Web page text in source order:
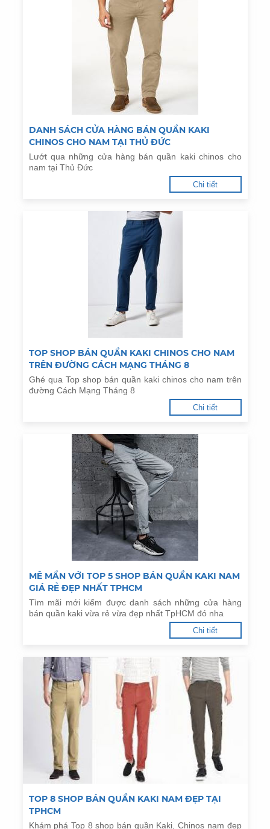
DANH SÁCH CỬA HÀNG BÁN QUẦN KAKI
CHINOS CHO NAM TẠI THỦ ĐỨC
Lướt qua những cửa hàng bán quần kaki chinos cho
nam tại Thủ Đức
Chi tiết
TOP SHOP BÁN QUẦN KAKI CHINOS CHO NAM
TRÊN ĐƯỜNG CÁCH MẠNG THÁNG 8
Ghé qua Top shop bán quần kaki chinos cho nam trên
đường Cách Mạng Tháng 8
Chi tiết
MÊ MẨN VỚI TOP 5 SHOP BÁN QUẦN KAKI NAM
GIÁ RẺ ĐẸP NHẤT TPHCM
Tìm mãi mới kiếm được danh sách những cửa hàng
bán quần kaki vừa rẻ vừa đẹp nhất TpHCM đó nha
Chi tiết
TOP 8 SHOP BÁN QUẦN KAKI NAM ĐẸP TẠI
TPHCM
Khám phá Top 8 shop bán quần Kaki, Chinos nam đẹp